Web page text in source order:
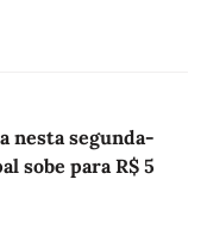
nesta segunda-
sobe para R$ 5